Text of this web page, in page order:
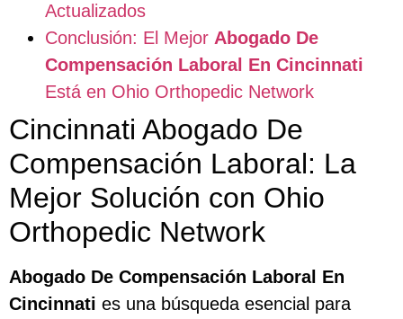
Actualizados
Conclusión: El Mejor Abogado De
Compensación Laboral En Cincinnati
Está en Ohio Orthopedic Network
Cincinnati Abogado De
Compensación Laboral: La
Mejor Solución con Ohio
Orthopedic Network
Abogado De Compensación Laboral En
Cincinnati es una búsqueda esencial para